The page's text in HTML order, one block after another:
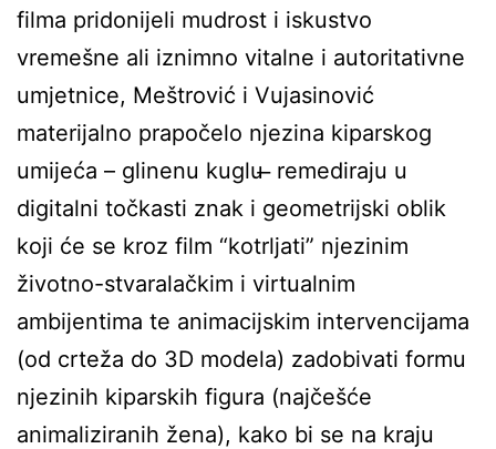
filma pridonijeli mudrost i iskustvo
vremešne ali iznimno vitalne i autoritativne
umjetnice, Meštrović i Vujasinović
materijalno prapočelo njezina kiparskog
umijeća – glinenu kuglu ̶ remediraju u
digitalni točkasti znak i geometrijski oblik
koji će se kroz film “kotrljati” njezinim
životno-stvaralačkim i virtualnim
ambijentima te animacijskim intervencijama
(od crteža do 3D modela) zadobivati formu
njezinih kiparskih figura (najčešće
animaliziranih žena), kako bi se na kraju